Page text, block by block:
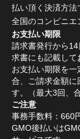
払い頂く決済方法
全国のコンビニエ
お支払い期限
請求書発行から
求書にも記載して
お支払い期限を
合、ご請求金額に
す。（最大3回、
ご注意
事務手数料：660
GMO後払いは